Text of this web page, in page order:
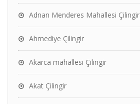
Adnan Menderes Mahallesi Çilingir
Ahmediye Çilingir
Akarca mahallesi Çilingir
Akat Çilingir